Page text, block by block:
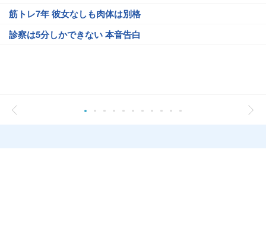
筋トレ7年 彼女なしも肉体は別格
診察は5分しかできない 本音告白